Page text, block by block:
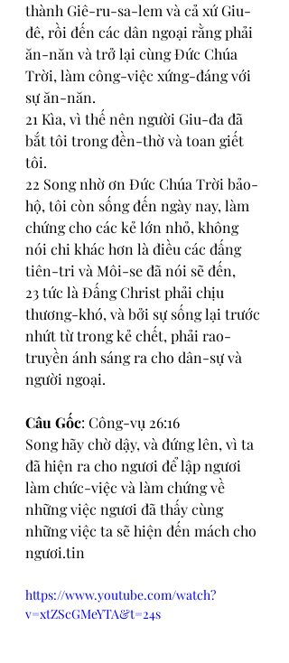
thành Giê-ru-sa-lem và cả xứ Giu-
đê, rồi đến các dân ngoại rằng phải
ăn-năn và trở lại cùng Đức Chúa
Trời, làm công-việc xứng-đáng với
sự ăn-năn.
21 Kìa, vì thế nên người Giu-đa đã
bắt tôi trong đền-thờ và toan giết
tôi.
22 Song nhờ ơn Đức Chúa Trời bảo-
hộ, tôi còn sống đến ngày nay, làm
chứng cho các kẻ lớn nhỏ, không
nói chi khác hơn là điều các đấng
tiên-tri và Môi-se đã nói sẽ đến,
23 tức là Đấng Christ phải chịu
thương-khó, và bởi sự sống lại trước
nhứt từ trong kẻ chết, phải rao-
truyền ánh sáng ra cho dân-sự và
người ngoại.
Câu Gốc: Công-vụ 26:16
Song hãy chờ dậy, và đứng lên, vì ta
đã hiện ra cho ngươi để lập ngươi
làm chức-việc và làm chứng về
những việc ngươi đã thấy cùng
những việc ta sẽ hiện đến mách cho
ngươi.tin
https://www.youtube.com/watch?
v=xtZScGMeYTA&t=24s